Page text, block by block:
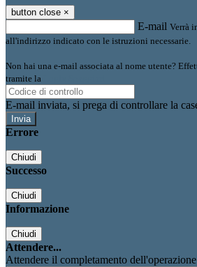
button close ×
E-mail Verrà
all'indirizzo indicato con le istruzioni necessarie.
Non hai una e-mail associata al nome utente?
tramite la
E-mail inviata, si prega di controllare la
Errore
Chiudi
Successo
Chiudi
Informazione
Chiudi
Attendere...
Attendere il completamento